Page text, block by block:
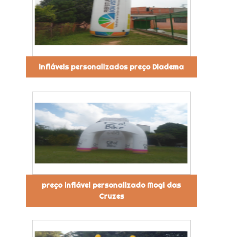
infláveis personalizados preço Diadema
preço inflável personalizado Mogi das
Cruzes